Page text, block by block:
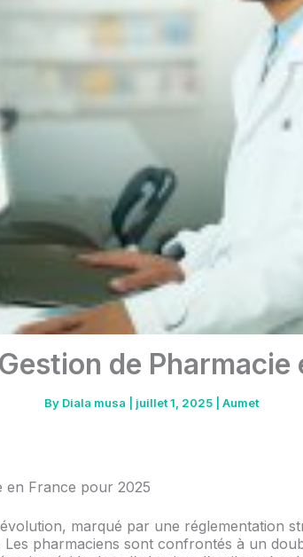
de
By Diala musa juillet 1, 2025 Aumet
en France pour 2025
marqué par une réglementation
pharmaciens sont confrontés à un